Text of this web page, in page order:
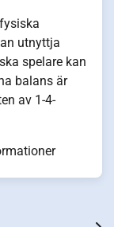
utnyttja
spelare kan
balans är
av 1-4-